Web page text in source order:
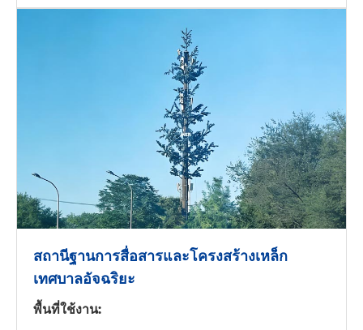
สถานีฐานการสื่อสารและโครงสร้างเหล็ก
เทศบาลอัจฉริยะ
พื้นที่ใช้งาน: